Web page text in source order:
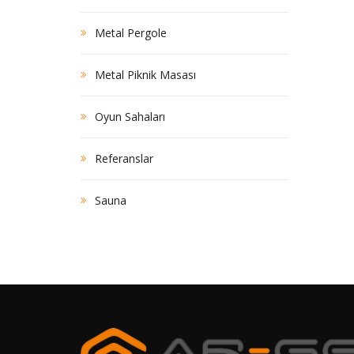
Metal Pergole
Metal Piknik Masası
Oyun Sahaları
Referanslar
Sauna